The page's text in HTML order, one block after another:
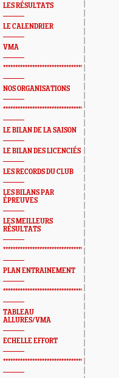
LES RÉSULTATS
LE CALENDRIER
VMA
*************************************************
NOS ORGANISATIONS
*************************************************
LE BILAN DE LA SAISON
LE BILAN DES LICENCIÉS
LES RECORDS DU CLUB
LES BILANS PAR
ÉPREUVES
LES MEILLEURS
RÉSULTATS
*************************************************
PLAN ENTRAINEMENT
*************************************************
TABLEAU
ALLURES/VMA
ECHELLE EFFORT
*************************************************